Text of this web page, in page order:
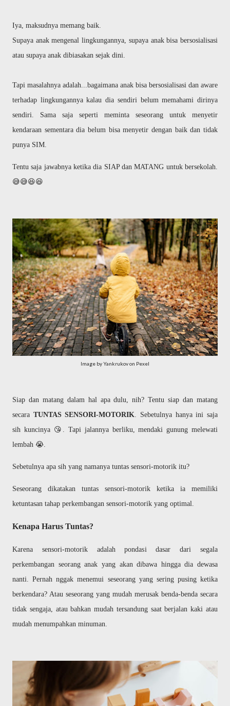
Iya, maksudnya memang baik.
Supaya anak mengenal lingkungannya, supaya anak bisa bersosialisasi
atau supaya anak dibiasakan sejak dini.
Tapi masalahnya adalah...bagaimana anak bisa bersosialisasi dan aware
terhadap lingkungannya kalau dia sendiri belum memahami dirinya
sendiri. Sama saja seperti meminta seseorang untuk menyetir
kendaraan sementara dia belum bisa menyetir dengan baik dan tidak
punya SIM.
Tentu saja jawabnya ketika dia SIAP dan MATANG untuk bersekolah.
😅😅😆😆
Image by Yankrukov on Pexel
Siap dan matang dalam hal apa dulu, nih? Tentu siap dan matang
secara TUNTAS SENSORI-MOTORIK. Sebetulnya hanya ini saja
sih kuncinya 😘. Tapi jalannya berliku, mendaki gunung melewati
lembah 😭.
Sebetulnya apa sih yang namanya tuntas sensori-motorik itu?
Seseorang dikatakan tuntas sensori-motorik ketika ia memiliki
ketuntasan tahap perkembangan sensori-motorik yang optimal.
Kenapa Harus Tuntas?
Karena sensori-motorik adalah pondasi dasar dari segala
perkembangan seorang anak yang akan dibawa hingga dia dewasa
nanti. Pernah nggak menemui seseorang yang sering pusing ketika
berkendara? Atau seseorang yang mudah merusak benda-benda secara
tidak sengaja, atau bahkan mudah tersandung saat berjalan kaki atau
mudah menumpahkan minuman.